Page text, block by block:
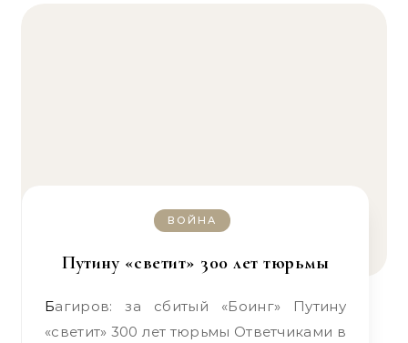
ВОЙНА
Путину «светит» 300 лет тюрьмы
Багиров: за сбитый «Боинг» Путину
«светит» 300 лет тюрьмы Ответчиками в